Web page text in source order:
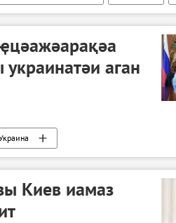
аган
Киев иамаз